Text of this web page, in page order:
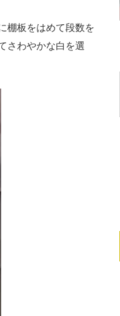
棚板をはめて段数を
さわやかな白を選